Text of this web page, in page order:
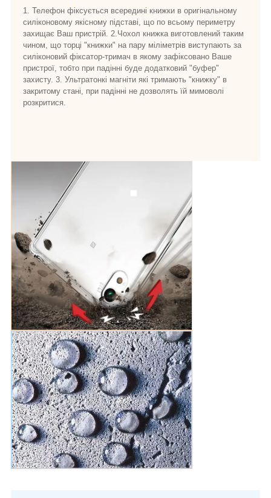
1. Телефон фіксується всередині книжки в оригінальному
силіконовому якісному підставі, що по всьому периметру
захищає Ваш пристрій. 2.Чохол книжка виготовлений таким
чином, що торці "книжки" на пару міліметрів виступають за
силіконовий фіксатор-тримач в якому зафіксовано Ваше
пристрої, тобто при падінні буде додатковий "буфер"
захисту. 3. Ультратонкі магніти які тримають "книжку" в
закритому стані, при падінні не дозволять їй мимоволі
розкритися.